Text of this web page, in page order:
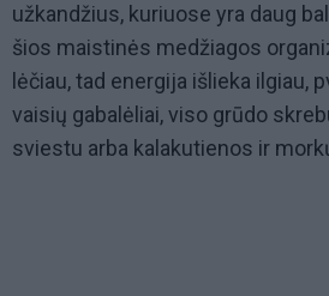
užkandžius, kuriuose yra daug
šios maistinės medžiagos
lėčiau, tad energija išlieka ilgiau,
vaisių gabalėliai, viso grūdo
sviestu arba kalakutienos ir